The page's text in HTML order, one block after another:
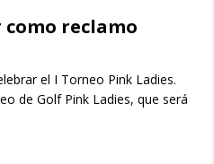
como reclamo
el I Torneo Pink Ladies.
de Golf Pink Ladies, que será